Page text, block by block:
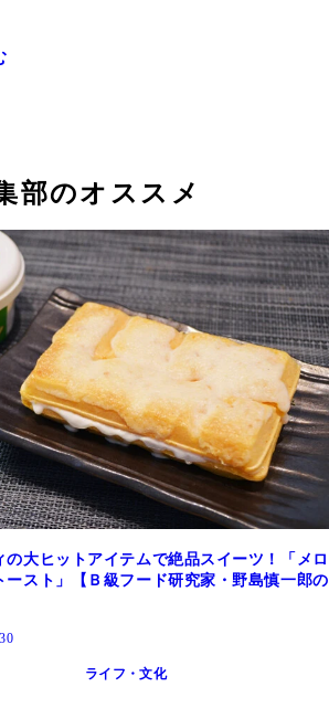
部のオススメ
の大ヒットアイテムで絶品スイーツ！「メロ
ースト」【Ｂ級フード研究家・野島慎一郎の
ライフ・文化